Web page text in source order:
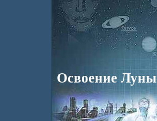
Освоение Луны